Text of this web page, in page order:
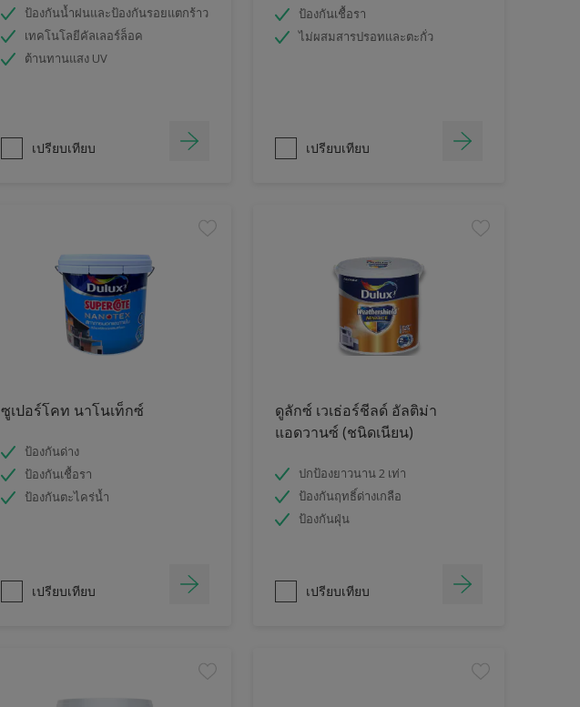
ป้องกันน้ำฝนและป้องกันรอยแตกร้าว
เทคโนโลยีคัลเลอร์ล็อค
ต้านทานแสง UV
เปรียบเทียบ
ป้องกันเชื้อรา
ไม่ผสมสารปรอทและตะกั่ว
เปรียบเทียบ
ซูเปอร์โคท นาโนเท็กซ์
ป้องกันด่าง
ป้องกันเชื้อรา
ป้องกันตะไคร่น้ำ
เปรียบเทียบ
ดูลักซ์ เวเธ่อร์ชีลด์ อัลติม่า
แอดวานซ์ (ชนิดเนียน)
ปกป้องยาวนาน 2 เท่า
ป้องกันฤทธิ์ด่างเกลือ
ป้องกันฝุ่น
เปรียบเทียบ